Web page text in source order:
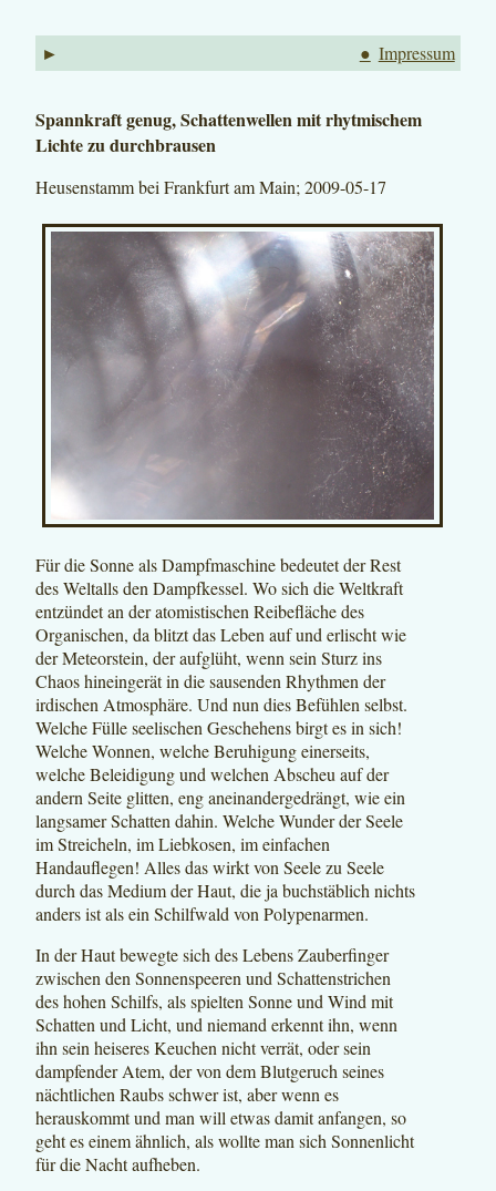
► ● Impressum
Spannkraft genug, Schattenwellen mit rhytmischem
Lichte zu durchbrausen
Heusenstamm bei Frankfurt am Main; 2009-05-17
Für die Sonne als Dampfmaschine bedeutet der Rest
des Weltalls den Dampfkessel. Wo sich die Weltkraft
entzündet an der atomistischen Reibefläche des
Organischen, da blitzt das Leben auf und erlischt wie
der Meteorstein, der aufglüht, wenn sein Sturz ins
Chaos hineingerät in die sausenden Rhythmen der
irdischen Atmosphäre. Und nun dies Befühlen selbst.
Welche Fülle seelischen Geschehens birgt es in sich!
Welche Wonnen, welche Beruhigung einerseits,
welche Beleidigung und welchen Abscheu auf der
andern Seite glitten, eng aneinandergedrängt, wie ein
langsamer Schatten dahin. Welche Wunder der Seele
im Streicheln, im Liebkosen, im einfachen
Handauflegen! Alles das wirkt von Seele zu Seele
durch das Medium der Haut, die ja buchstäblich nichts
anders ist als ein Schilfwald von Polypenarmen.
In der Haut bewegte sich des Lebens Zauberfinger
zwischen den Sonnenspeeren und Schattenstrichen
des hohen Schilfs, als spielten Sonne und Wind mit
Schatten und Licht, und niemand erkennt ihn, wenn
ihn sein heiseres Keuchen nicht verrät, oder sein
dampfender Atem, der von dem Blutgeruch seines
nächtlichen Raubs schwer ist, aber wenn es
herauskommt und man will etwas damit anfangen, so
geht es einem ähnlich, als wollte man sich Sonnenlicht
für die Nacht aufheben.